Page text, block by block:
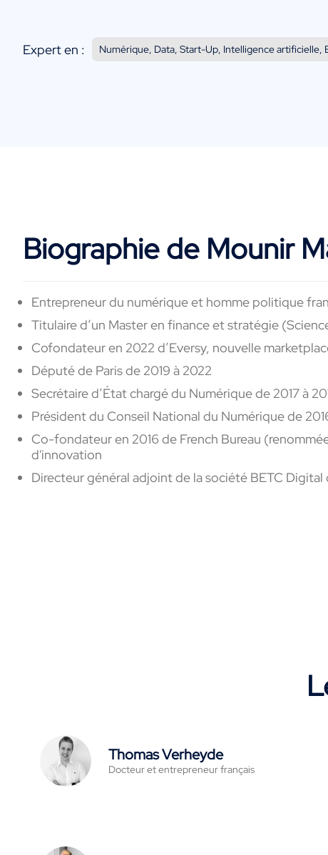
Expert en : Numérique, Data, Start-Up, Intelligence artificielle,
Biographie de Mounir
Entrepreneur du numérique et homme politique
Titulaire d’un Master en finance et stratégie
Cofondateur en 2022 d’Eversy, nouvelle
Député de Paris de 2019 à 2022
Secrétaire d’État chargé du Numérique de 2017 à
Président du Conseil National du Numérique de
Co-fondateur en 2016 de French Bureau
d'innovation
Directeur général adjoint de la société BETC Digital
Thomas Verheyde
Docteur et entrepreneur français